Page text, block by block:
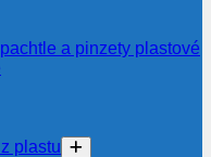
a pinzety plastové
plastu